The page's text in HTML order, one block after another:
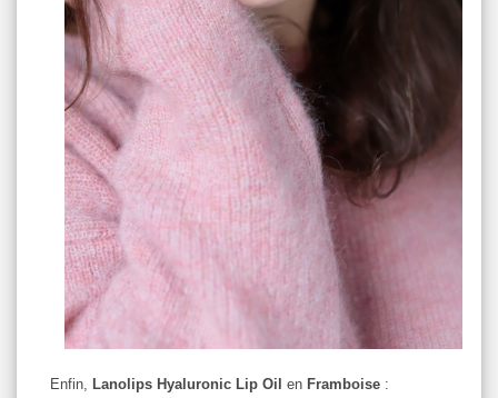
Enfin, Lanolips Hyaluronic Lip Oil en Framboise :